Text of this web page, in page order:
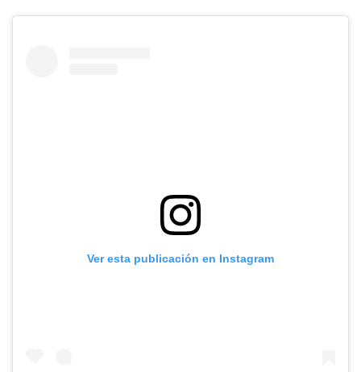
Ver esta publicación en Instagram